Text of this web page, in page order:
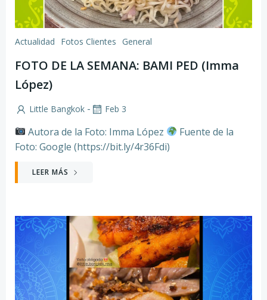
Actualidad Fotos Clientes General
FOTO DE LA SEMANA: BAMI PED (Imma
López)
Little Bangkok - Feb 3
Autora de la Foto: Imma López
Fuente de la
Foto: Google (https://bit.ly/4r36Fdi)
LEER MÁS